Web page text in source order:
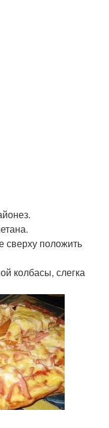
сверху положить
колбасы, слегка